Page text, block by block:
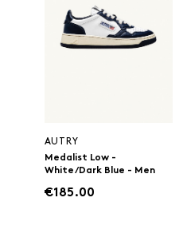
AUTRY
Medalist Low -
White/Dark Blue - Men
€185.00